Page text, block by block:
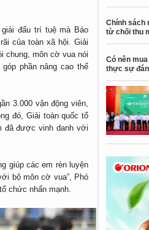
đấu trí tuệ mà Báo
của toàn xã hội. Giải
chung, môn cờ vua nói
phần nâng cao thể
3.000 vận động viên,
đó, Giải toàn quốc tổ
đã được vinh danh với
giúp các em rèn luyện
bộ môn cờ vua”, Phó
chức nhấn mạnh.
Chính sách
từ chối thu
Có nên
thực sự